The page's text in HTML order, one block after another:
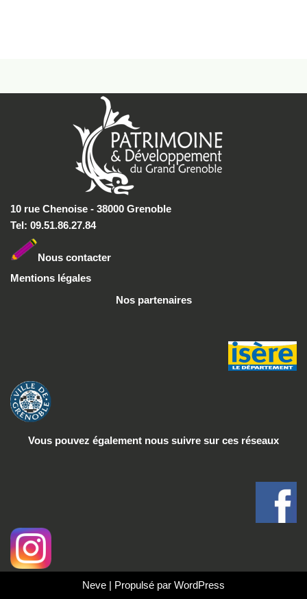
10 rue Chenoise - 38000 Grenoble
Tel: 09.51.86.27.84
Nous contacter
Mentions légales
Nos partenaires
Vous pouvez également nous suivre sur ces réseaux
Neve | Propulsé par WordPress